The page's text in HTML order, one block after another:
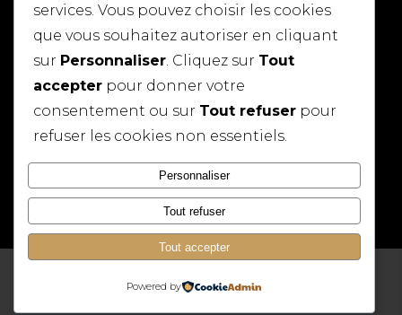
Manon C Mentions légales Politique de confidentialité
services. Vous pouvez choisir les cookies
que vous souhaitez autoriser en cliquant
sur Personnaliser . Cliquez sur Tout
accepter pour donner votre
consentement ou sur Tout refuser pour
refuser les cookies non essentiels.
Personnaliser
Tout refuser
Tout accepter
Powered by